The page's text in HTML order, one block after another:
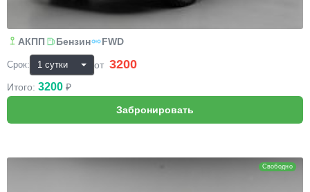
АКПП Бензин FWD
Срок: от 3200
Итого: 3200 ₽
Свободно